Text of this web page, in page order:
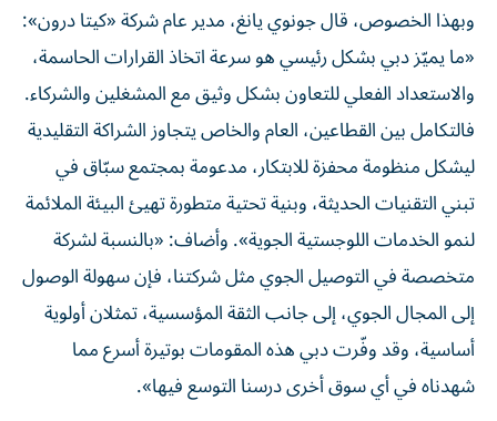
وبهذا الخصوص، قال جونوي يانغ، مدير عام شركة «كيتا درون»:
«ما يميّز دبي بشكل رئيسي هو سرعة اتخاذ القرارات الحاسمة،
والاستعداد الفعلي للتعاون بشكل وثيق مع المشغلين والشركاء.
فالتكامل بين القطاعين، العام والخاص يتجاوز الشراكة التقليدية
ليشكل منظومة محفزة للابتكار، مدعومة بمجتمع سبّاق في
تبني التقنيات الحديثة، وبنية تحتية متطورة تهيئ البيئة الملائمة
لنمو الخدمات اللوجستية الجوية». وأضاف: «بالنسبة لشركة
متخصصة في التوصيل الجوي مثل شركتنا، فإن سهولة الوصول
إلى المجال الجوي، إلى جانب الثقة المؤسسية، تمثلان أولوية
أساسية، وقد وفّرت دبي هذه المقومات بوتيرة أسرع مما
شهدناه في أي سوق أخرى درسنا التوسع فيها».